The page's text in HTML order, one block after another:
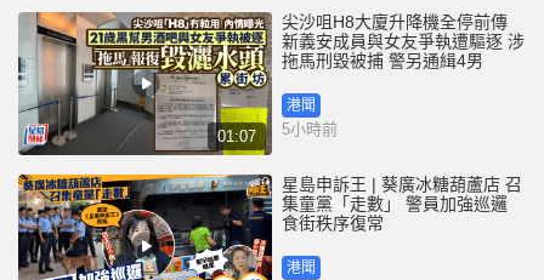
01:07
尖沙咀H8大廈升降機全停前傳
新義安成員與女友爭執遭驅逐 涉
拖馬刑毀被捕 警另通緝4男
港聞
5小時前
星島申訴王 | 葵廣冰糖葫蘆店 召
集童黨「走數」 警員加強巡邏
食街秩序復常
港聞